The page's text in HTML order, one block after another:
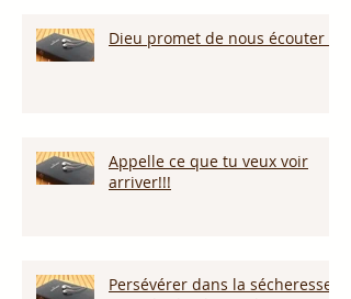
Dieu promet de nous écouter !
Appelle ce que tu veux voir
arriver!!!
Persévérer dans la sécheresse :